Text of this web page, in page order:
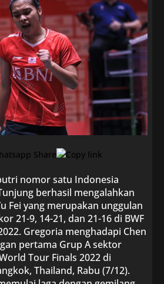
nomor satu Indonesia
berhasil mengalahkan
Fei yang merupakan unggulan
21-9, 14-21, dan 21-16 di BWF
Gregoria menghadapi Chen
pertama Grup A sektor
Tour Finals 2022 di
Thailand, Rabu (7/12).